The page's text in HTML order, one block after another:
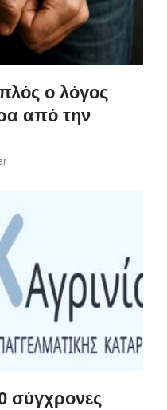
ο λόγος
από την
σύγχρονες